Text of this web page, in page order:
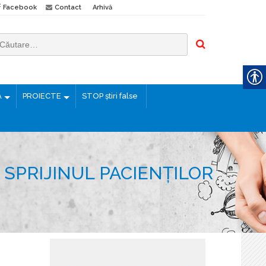
Facebook Contact Arhivă
PROIECTE STOP știri false
PACIENȚILOR